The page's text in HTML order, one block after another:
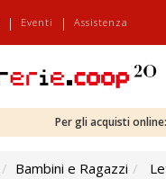
| Eventi | Assistenza
Per gli acquisti
Bambini e Ragazzi